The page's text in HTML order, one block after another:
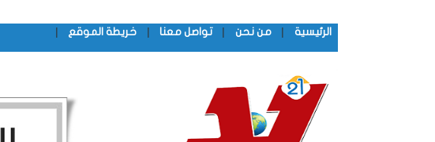
الرئيسية | من نحن | تواصل معنا | خريطة الموقع |